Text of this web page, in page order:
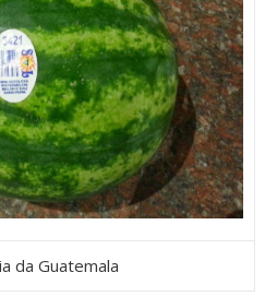
da Guatemala